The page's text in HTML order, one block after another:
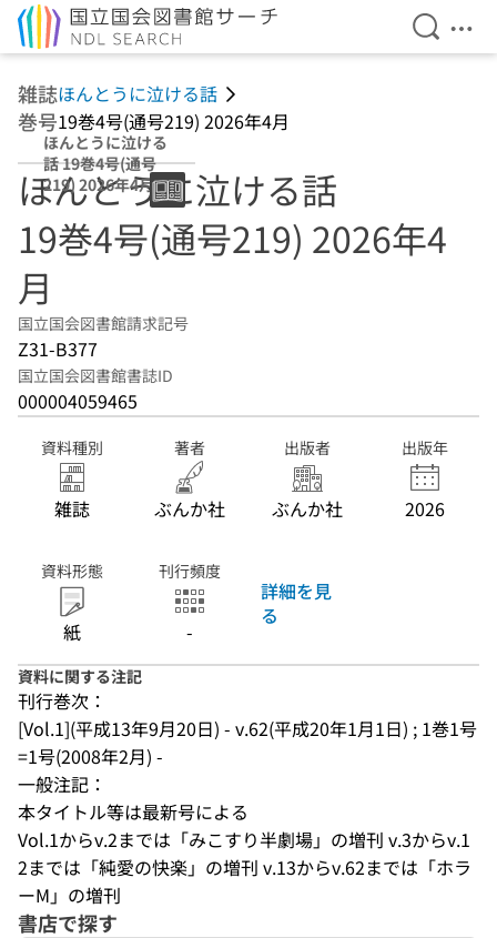
検索を
メ
雑誌ほんとうに泣ける話
巻号19巻4号(通号219) 2026年4月
ほんとうに泣ける
話 19巻4号(通号
219) 2026年4月
ほんとうに泣ける話
19巻4号(通号219) 2026年4
月
国立国会図書館請求記号
Z31-B377
国立国会図書館書誌ID
000004059465
資料種別
雑誌
著者
ぶんか社
出版者
ぶんか社
出版年
2026
資料形態
紙
刊行頻度
-
詳細を見
る
資料に関する注記
刊行巻次：
[Vol.1](平成13年9月20日) - v.62(平成20年1月1日) ; 1巻1号
=1号(2008年2月) -
一般注記：
本タイトル等は最新号による
Vol.1からv.2までは「みこすり半劇場」の増刊 v.3からv.1
2までは「純愛の快楽」の増刊 v.13からv.62までは「ホラ
ーM」の増刊
書店で探す